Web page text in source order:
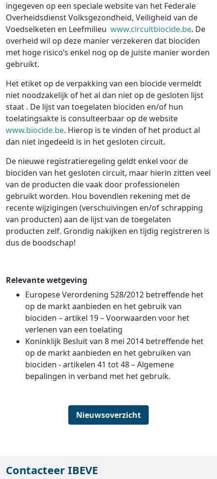
ingegeven op een speciale website van het Federale
Overheidsdienst Volksgezondheid, Veiligheid van de
Voedselketen en Leefmilieu www.circuitbiocide.be. De
overheid wil op deze manier verzekeren dat biociden
met hoge risico’s enkel nog op de juiste manier worden
gebruikt.
Het etiket op de verpakking van een biocide vermeldt
niet noodzakelijk of het al dan niet op de gesloten lijst
staat . De lijst van toegelaten biociden en/of hun
toelatingsakte is consulteerbaar op de website
www.biocide.be. Hierop is te vinden of het product al
dan niet ingedeeld is in het gesloten circuit.
De nieuwe registratieregeling geldt enkel voor de
biociden van het gesloten circuit, maar hierin zitten veel
van de producten die vaak door professionelen
gebruikt worden. Hou bovendien rekening met de
recente wijzigingen (verschuivingen en/of schrapping
van producten) aan de lijst van de toegelaten
producten zelf. Grondig nakijken en tijdig registreren is
dus de boodschap!
Relevante wetgeving
Europese Verordening 528/2012 betreffende het
op de markt aanbieden en het gebruik van
biociden – artikel 19 – Voorwaarden voor het
verlenen van een toelating
Koninklijk Besluit van 8 mei 2014 betreffende het
op de markt aanbieden en het gebruiken van
biociden - artikelen 41 tot 48 – Algemene
bepalingen in verband met het gebruik.
Nieuwsoverzicht
Contacteer IBEVE